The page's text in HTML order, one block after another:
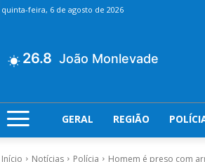
quinta-feira, 6 de agosto de 2026
26.8 João Monlevade
GERAL REGIÃO
Início Notícias Polícia Homem é preso com